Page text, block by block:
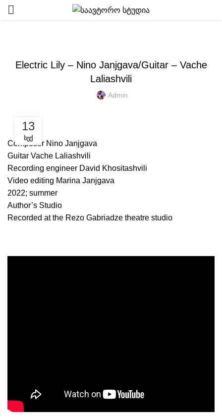
Electric Lily – Nino Janjgava/Guitar – Vache
Laliashvili
Admin
13
ᲡᲔᲥ
Composer Nino Janjgava
Guitar Vache Laliashvili
Recording engineer David Khositashvili
Video editing Marina Janjgava
2022; summer
Author’s Studio
Recorded at the Rezo Gabriadze theatre studio